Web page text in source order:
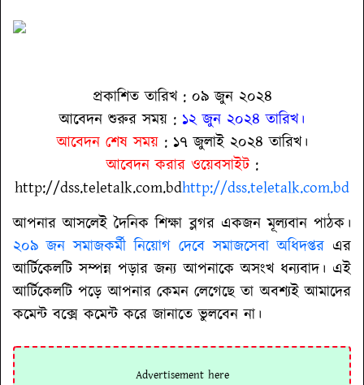
প্রকাশিত তারিখ : ০৯ জুন ২০২৪
আবেদন শুরুর সময় : ১২ জুন ২০২৪ তারিখ।
আবেদন শেষ সময়: ১৭ জুলাই ২০২৪ তারিখ।
আবেদন করার ওয়েবসাইট:
http://dss.teletalk.com.bdhttp://dss.teletalk.com.bd
আপনার আসলেই দৈনিক শিক্ষা ব্লগর একজন মূল্যবান পাঠক।
২০৯ জন সমাজকর্মী নিয়োগ দেবে সমাজসেবা অধিদপ্তর এর
আর্টিকেলটি সম্পন্ন পড়ার জন্য আপনাকে অসংখ ধন্যবাদ। এই
আর্টিকেলটি পড়ে আপনার কেমন লেগেছে তা অবশ্যই আমাদের
কমেন্ট বক্সে কমেন্ট করে জানাতে ভুলবেন না।